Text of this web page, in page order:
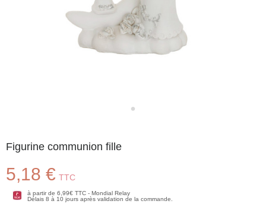
Figurine communion fille
5,18 € TTC
à partir de 6,99€ TTC - Mondial Relay
Délais 8 à 10 jours après validation de la commande.